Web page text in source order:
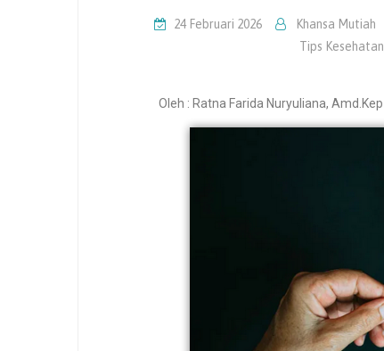
24 Februari 2026 Khansa Mutiah
Tips Kesehatan
Oleh : Ratna Farida Nuryuliana, Amd.Kep